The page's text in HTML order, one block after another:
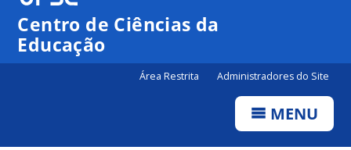
Centro de Ciências da
Educação
Área Restrita Administradores do Site
MENU